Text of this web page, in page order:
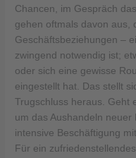
Chancen, im Gespräch
gehen oftmals davon aus,
Geschäftsbeziehungen –
zwingend notwendig ist;
oder sich eine gewisse
eingestellt hat. Das stellt
Trugschluss heraus. Geht
um das Aushandeln
intensive Beschäftigung
Für ein